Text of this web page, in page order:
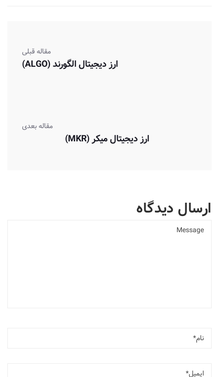
مقاله قبلی
ارز دیجیتال الگورند (ALGO)
مقاله بعدی
ارز دیجیتال میکر (MKR)
ارسال دیدگاه